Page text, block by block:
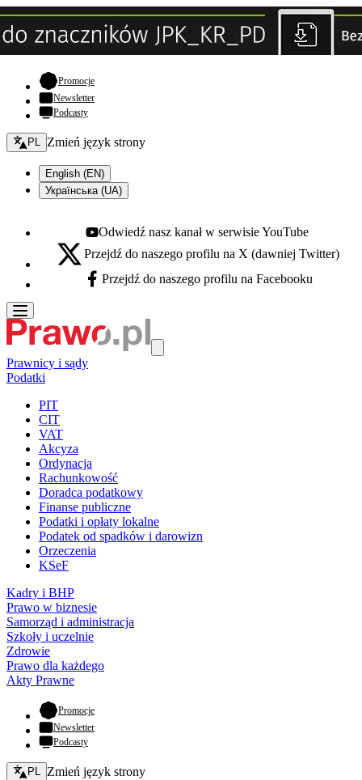
Promocje- otwiera się w nowej karcie
Newsletter
Podcasty
Zmień język - bieżący:
PL Zmień język strony
English (EN)
Українська (UA)
Youtube - otwiera się w nowej karcie
Odwiedź nasz kanał w serwisie YouTube
X - otwiera się w nowej karcie
Przejdź do naszego profilu na X (dawniej Twitter)
Facebook - otwiera się w nowej karcie
Przejdź do naszego profilu na Facebooku
Prawnicy i sądy
Podatki
PIT
CIT
VAT
Akcyza
Ordynacja
Rachunkowość
Doradca podatkowy
Finanse publiczne
Podatki i opłaty lokalne
Podatek od spadków i darowizn
Orzeczenia
KSeF
Kadry i BHP
Prawo w biznesie
Samorząd i administracja
Szkoły i uczelnie
Zdrowie
Prawo dla każdego
Akty Prawne
Promocje- otwiera się w nowej karcie
Newsletter
Podcasty
Zmień język - bieżący:
PL Zmień język strony